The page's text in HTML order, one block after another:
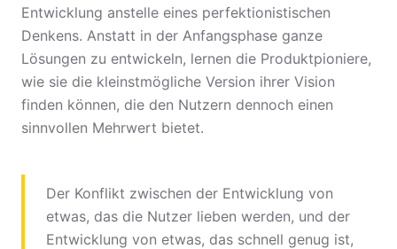
Entwicklung anstelle eines perfektionistischen
Denkens. Anstatt in der Anfangsphase ganze
Lösungen zu entwickeln, lernen die Produktpioniere,
wie sie die kleinstmögliche Version ihrer Vision
finden können, die den Nutzern dennoch einen
sinnvollen Mehrwert bietet.
Der Konflikt zwischen der Entwicklung von
etwas, das die Nutzer lieben werden, und der
Entwicklung von etwas, das schnell genug ist,